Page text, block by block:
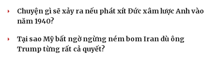
Chuyện gì sẽ xảy ra nếu phát xít Đức xâm lược Anh vào
năm 1940?
Tại sao Mỹ bất ngờ ngừng ném bom Iran dù ông
Trump từng rất cả quyết?